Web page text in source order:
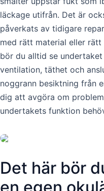
läckage utifrån. Det är
påverkats av tidigare
med rätt material eller
bör du alltid se
ventilation, täthet och
noggrann besiktning från
dig att avgöra om
undertakets funktion
Det här bör